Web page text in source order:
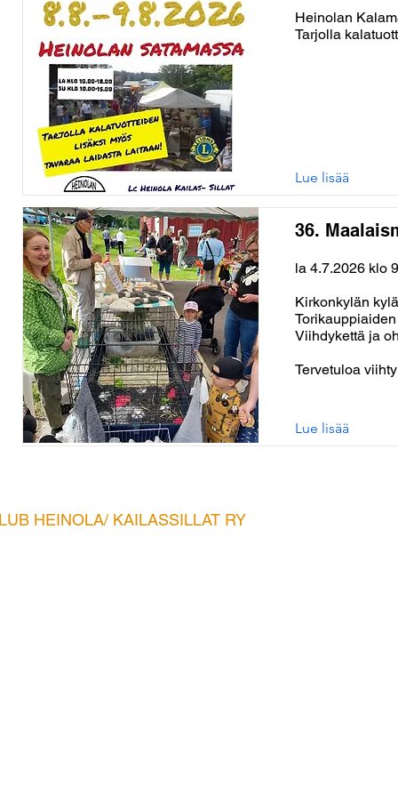
Heinolan
Tarjolla
Lue lisää
36.
la 4.7.2026 klo
Kirkonkylän
Viihdykettä ja
Tervetuloa
Lue lisää
HEINOLA/ KAILASSILLAT RY